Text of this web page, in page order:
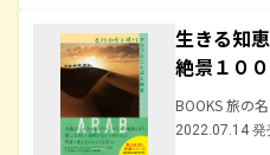
生きる知
絶景１００
BOOKS 旅の
2022.07.14 発